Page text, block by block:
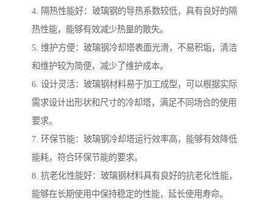
4. 隔热性能好：玻璃钢的导热系数较低，具有良好的隔
热性能，能够有效减少热量的散失。
5. 维护方便：玻璃钢冷却塔表面光滑，不易积垢，清洁
和维护较为简便，减少了维护成本。
6. 设计灵活：玻璃钢材料易于加工成型，可以根据实际
需求设计出形状和尺寸的冷却塔，满足不同场合的使用
要求。
7. 环保节能：玻璃钢冷却塔运行效率高，能够有效降低
能耗，符合环保节能的要求。
8. 抗老化性能好：玻璃钢材料具有良好的抗老化性能，
能够在长期使用中保持稳定的性能，延长使用寿命。